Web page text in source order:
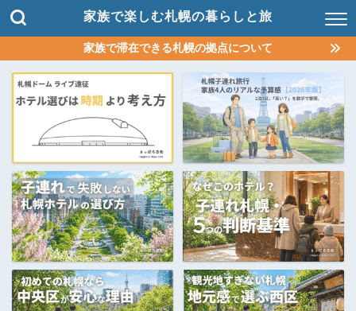
家族で楽しむ札幌の暮らしと旅
家族で滞在できる札幌の拠点について